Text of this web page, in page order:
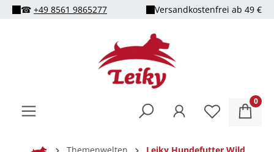
springen
☎ +49 8561 9865277 Versandkostenfrei ab 49 €
0
Home